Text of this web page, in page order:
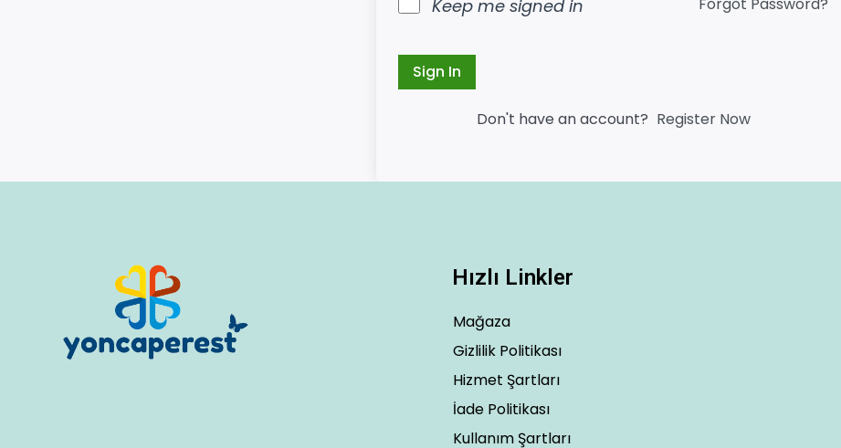
Keep me signed in Forgot Password?
Sign In
Don't have an account? Register Now
Hızlı Linkler
Mağaza
Gizlilik Politikası
Hizmet Şartları
İade Politikası
Kullanım Şartları